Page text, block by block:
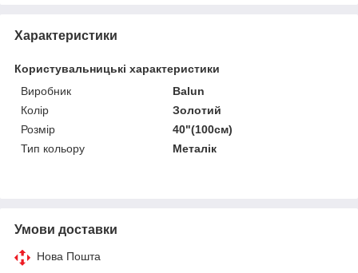
Характеристики
Користувальницькі характеристики
Виробник
Balun
Колір
Золотий
Розмір
40"(100см)
Тип кольору
Металік
Умови доставки
Нова Пошта